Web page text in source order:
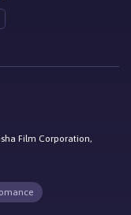
Film Corporation,